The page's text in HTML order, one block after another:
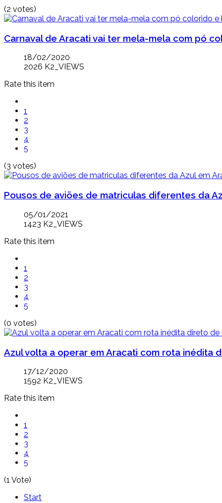
(2 votes)
Carnaval de Aracati vai ter mela-mela com pó
18/02/2020
2026 K2_VIEWS
Rate this item
1
2
3
4
5
(3 votes)
Pousos de aviões de matriculas diferentes da
05/01/2021
1423 K2_VIEWS
Rate this item
1
2
3
4
5
(0 votes)
Azul volta a operar em Aracati com rota inédita
17/12/2020
1592 K2_VIEWS
Rate this item
1
2
3
4
5
(1 Vote)
Start